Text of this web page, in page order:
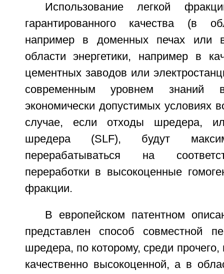
Использование легкой
гарантированного качества (в
например в доменных печах или
области энергетики, например в
цементных заводов или
современным уровнем знаний
экономически допустимых условиях
случае, если отходы шредера,
шредера (SLF), будут
перерабатываться на
переработки в высокоценные
фракции.
В европейском патентном
представлен способ совместной
шредера, по которому, среди
качественно высокоценной, а в